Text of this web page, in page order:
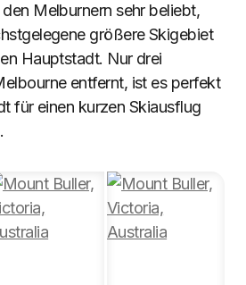
Melburnern sehr beliebt,
größere Skigebiet
Hauptstadt. Nur drei
entfernt, ist es perfekt
für einen kurzen Skiausflug